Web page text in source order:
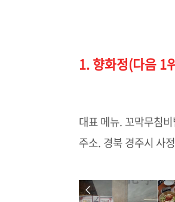
1. 향화정(다음 1
대표 메뉴. 꼬막무침
주소. 경북 경주시 사